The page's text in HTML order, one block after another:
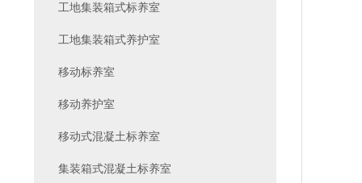
工地集装箱式标养室
工地集装箱式养护室
移动标养室
移动养护室
移动式混凝土标养室
集装箱式混凝土标养室